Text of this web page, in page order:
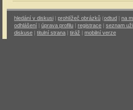
hledání v diskusi | prohlížeč obrázků (odtud | na
odhlášení | úprava profilu | registrace | seznam
diskuse | titulní strana | tiráž | mobilní verze